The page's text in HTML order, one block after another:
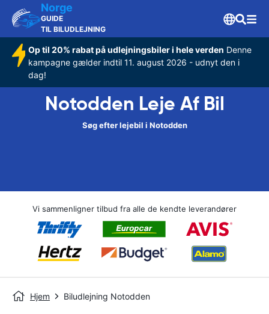
Norge
GUIDE
TIL BILUDLEJNING
Op til 20% rabat på udlejningsbiler i hele verden Denne
kampagne gælder indtil 11. august 2026 - udnyt den i
dag!
Notodden Leje Af Bil
Søg efter lejebil i Notodden
Vi sammenligner tilbud fra alle de kendte leverandører
Hjem Biludlejning Notodden